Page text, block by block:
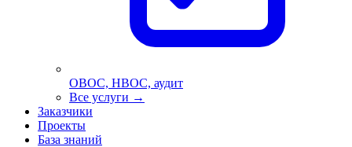
ОВОС, НВОС, аудит
Все услуги →
Заказчики
Проекты
База знаний